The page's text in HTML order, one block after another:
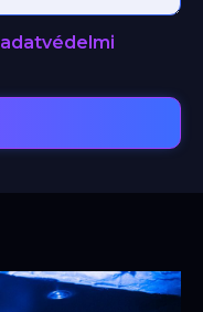
adatvédelmi